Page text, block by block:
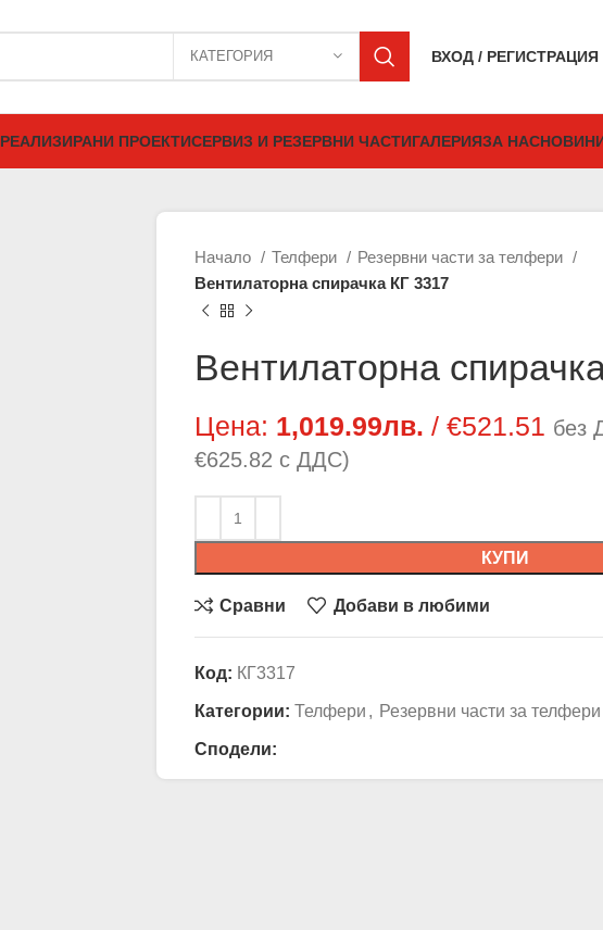
КАТЕГОРИЯ ВХОД / РЕГИСТРАЦИЯ
РЕАЛИЗИРАНИ ПРОЕКТИСЕРВИЗ И РЕЗЕРВНИ ЧАСТИГАЛЕРИЯЗА НАС
Начало Телфери
Резервни части за телфери
Вентилаторна спирачка КГ 3317
Вентилаторна
Цена: 1,019.99лв. / €521.51 без
€625.82 с ДДС)
КУПИ
Сравни Добави в любими
Код: КГ3317
Категории: Телфери , Резервни части за телфери
Сподели: